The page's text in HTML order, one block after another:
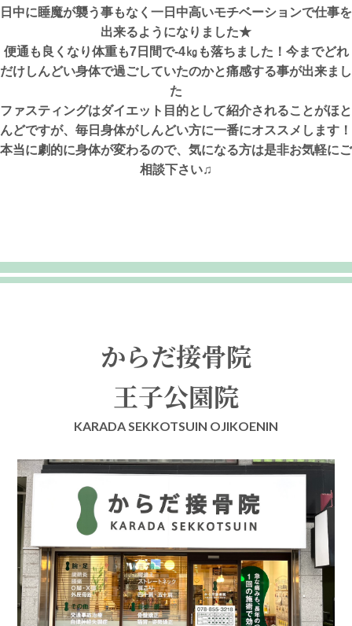
日中に睡魔が襲う事もなく一日中高いモチベーションで仕事を
出来るようになりました★
便通も良くなり体重も7日間で-4㎏も落ちました！今までどれ
だけしんどい身体で過ごしていたのかと痛感する事が出来まし
た
ファスティングはダイエット目的として紹介されることがほと
んどですが、毎日身体がしんどい方に一番にオススメします！
本当に劇的に身体が変わるので、気になる方は是非お気軽にご
相談下さい♫
からだ接骨院
王子公園院
KARADA SEKKOTSUIN OJIKOENIN